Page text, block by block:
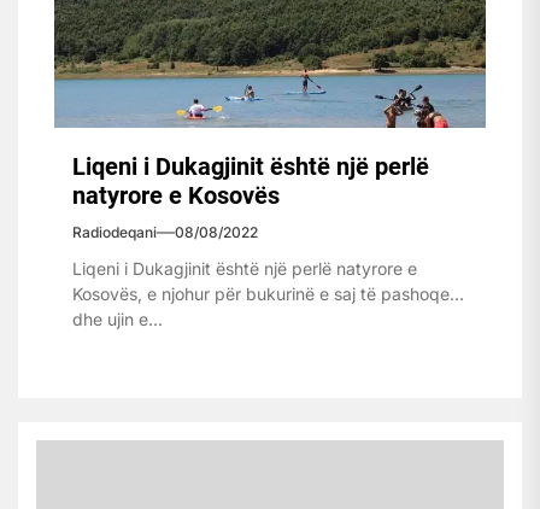
Liqeni i Dukagjinit është një perlë
natyrore e Kosovës
Radiodeqani 08/08/2022
Liqeni i Dukagjinit është një perlë natyrore e
Kosovës, e njohur për bukurinë e saj të pashoqe
dhe ujin e...